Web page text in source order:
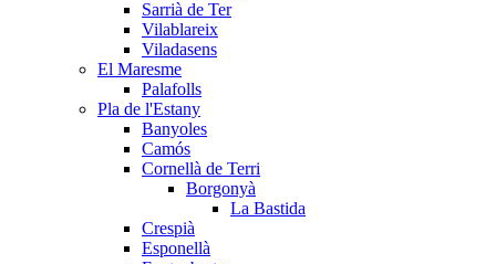
Sarrià de Ter
Vilablareix
Viladasens
El Maresme
Palafolls
Pla de l'Estany
Banyoles
Camós
Cornellà de Terri
Borgonyà
La Bastida
Crespià
Esponellà